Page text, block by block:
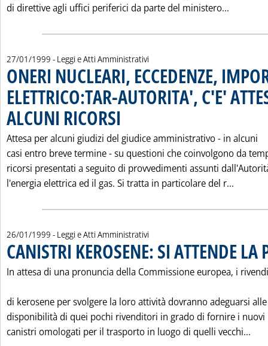
di direttive agli uffici periferici da parte del ministero...
27/01/1999 - Leggi e Atti Amministrativi
ONERI NUCLEARI, ECCEDENZE,
ELETTRICO:TAR-AUTORITA', C'E'
ALCUNI RICORSI
Attesa per alcuni giudizi del giudice amministrativo - in alcuni
casi entro breve termine - su questioni che coinvolgono da
ricorsi presentati a seguito di provvedimenti assunti
l'energia elettrica ed il gas. Si tratta in particolare del r...
26/01/1999 - Leggi e Atti Amministrativi
CANISTRI KEROSENE: SI ATTENDE LA
In attesa di una pronuncia della Commissione europea, i
di kerosene per svolgere la loro attività dovranno adeguarsi alle
disponibilità di quei pochi rivenditori in grado di fornire i nuovi
canistri omologati per il trasporto in luogo di quelli vecchi...